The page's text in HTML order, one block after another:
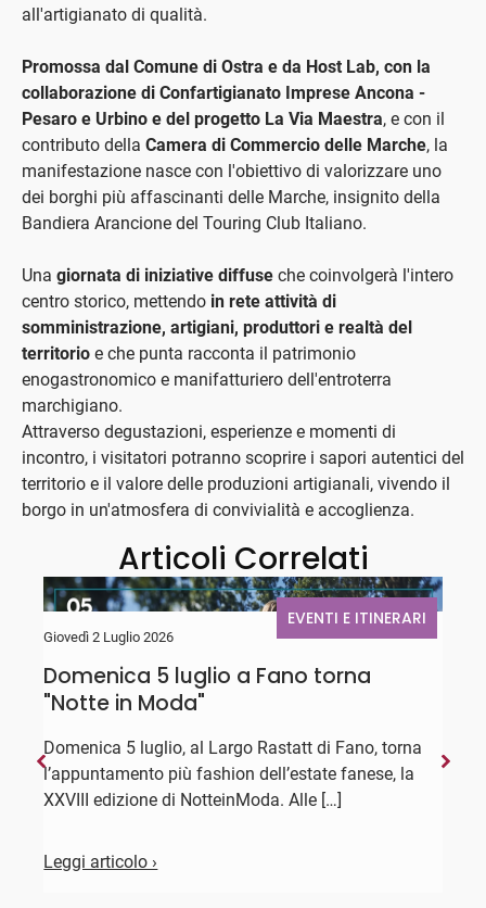
all'artigianato di qualità.
Promossa dal Comune di Ostra e da Host Lab, con la
collaborazione di Confartigianato Imprese Ancona -
Pesaro e Urbino e del progetto La Via Maestra, e con il
contributo della Camera di Commercio delle Marche, la
manifestazione nasce con l'obiettivo di valorizzare uno
dei borghi più affascinanti delle Marche, insignito della
Bandiera Arancione del Touring Club Italiano.
Una giornata di iniziative diffuse che coinvolgerà l'intero
centro storico, mettendo in rete attività di
somministrazione, artigiani, produttori e realtà del
territorio e che punta racconta il patrimonio
enogastronomico e manifatturiero dell'entroterra
marchigiano.
Attraverso degustazioni, esperienze e momenti di
incontro, i visitatori potranno scoprire i sapori autentici del
territorio e il valore delle produzioni artigianali, vivendo il
borgo in un'atmosfera di convivialità e accoglienza.
Articoli Correlati
EVENTI E ITINERARI
Giovedì 2 Luglio 2026
Domenica 5 luglio a Fano torna
"Notte in Moda"
Domenica 5 luglio, al Largo Rastatt di Fano, torna
l’appuntamento più fashion dell’estate fanese, la
XXVIII edizione di NotteinModa. Alle […]
Leggi articolo ›